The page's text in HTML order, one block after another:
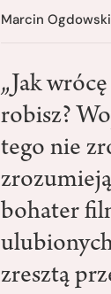
Marcin Ogdowski
„Jak
robisz?
tego nie
bohater
zresztą